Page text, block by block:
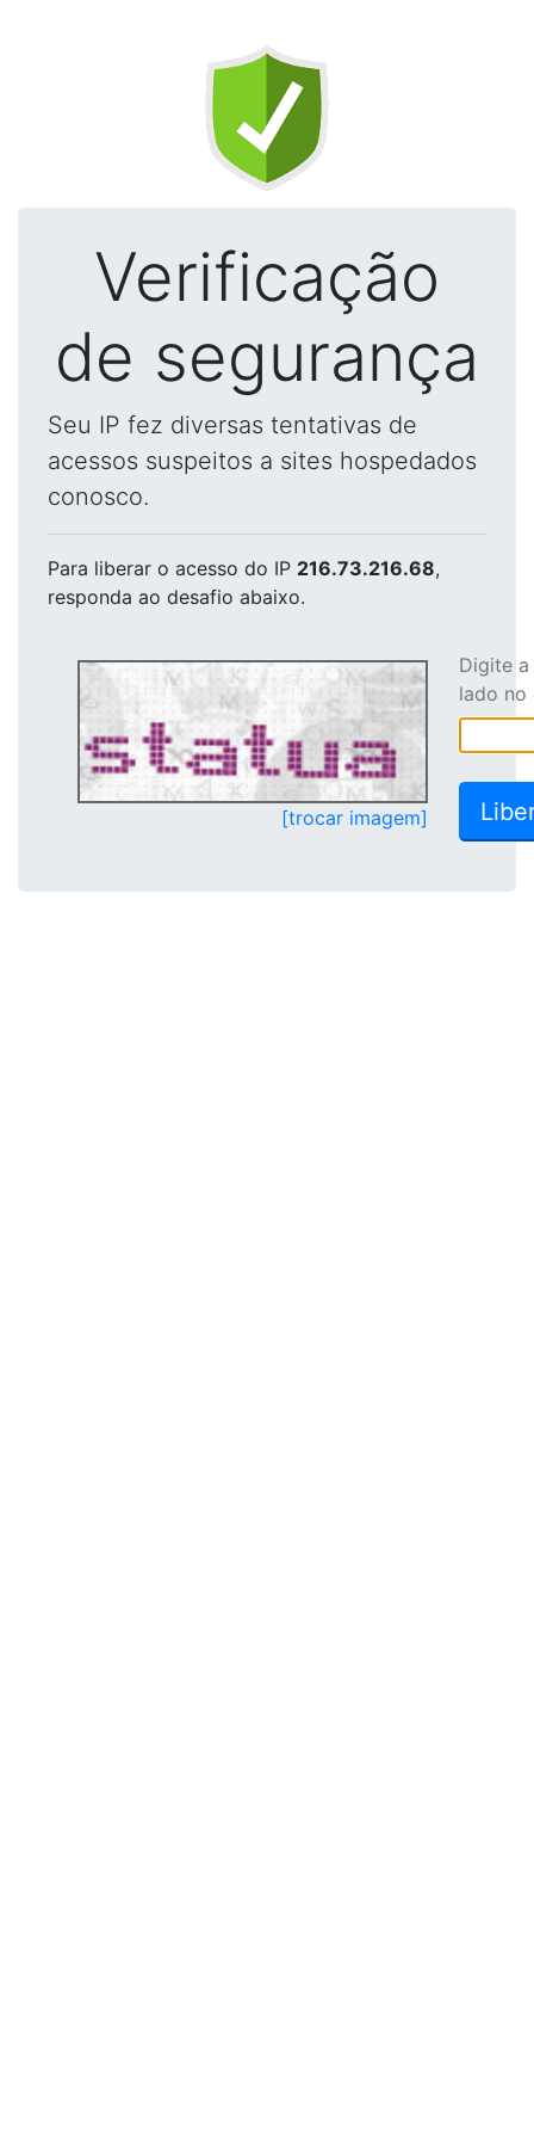
Verificação
de segurança
Seu IP fez diversas tentativas de
acessos suspeitos a sites hospedados
conosco.
Para liberar o acesso do IP 216.73.216.68,
responda ao desafio abaixo.
[trocar imagem]
Digite
lado no